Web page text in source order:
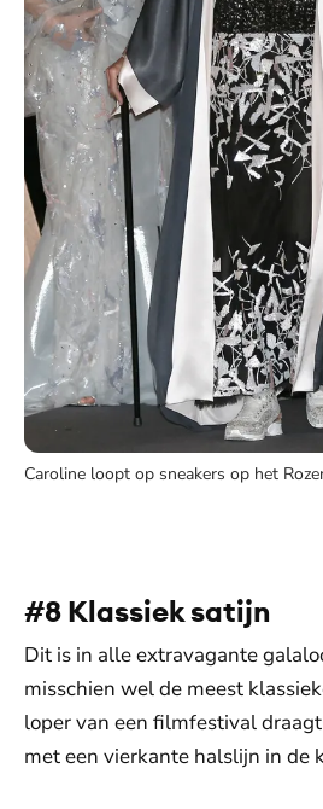
Caroline loopt op sneakers op het
#8 Klassiek satijn
Dit is in alle extravagante
misschien wel de meest
loper van een filmfestival
met een vierkante halslijn in de